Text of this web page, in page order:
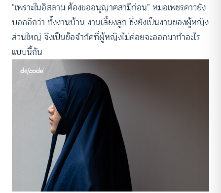
“เพราะในอิสลาม ต้องขออนุญาตสามีก่อน” หมอเพชรดาวยัง
บอกอีกว่า ทั้งงานบ้าน งานเลี้ยงลูก ซึ่งยังเป็นงานของผู้หญิง
ส่วนใหญ่ จึงเป็นข้อจำกัดที่ผู้หญิงไม่ค่อยจะออกมาทำอะไร
แบบนี้กัน